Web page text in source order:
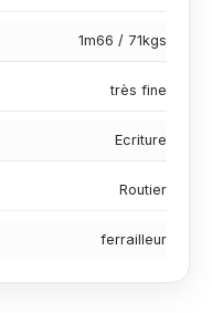
1m66 / 71kgs
très fine
Ecriture
Routier
ferrailleur